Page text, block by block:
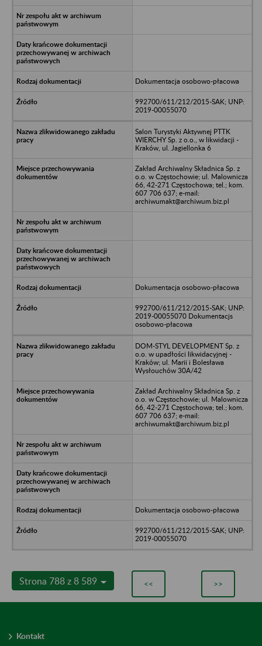
Dokumentacja osobowo-płacowa
992700/611/212/2015-SAK; UNP:
2019-00055070
Salon Turystyki Aktywnej PTTK
WIERCHY Sp. z o.o., w likwidacji -
Kraków, ul. Jagiellonka 6
Zakład Archiwalny Składnica Sp. z
o.o. w Częstochowie; ul. Malownicza
66, 42-271 Częstochowa; tel.; kom.
607 706 637; e-mail:
archiwumakt@archiwum.biz.pl
Dokumentacja osobowo-płacowa
992700/611/212/2015-SAK; UNP:
2019-00055070 Dokumentacjs
osobowo-płacowa
DOM-STYL DEVELOPMENT Sp. z
o.o. w upadłości likwidacyjnej -
Kraków; ul. Marii i Bolesława
Wysłouchów 30A/42
Zakład Archiwalny Składnica Sp. z
o.o. w Częstochowie; ul. Malownicza
66, 42-271 Częstochowa; tel.; kom.
607 706 637; e-mail:
archiwumakt@archiwum.biz.pl
Dokumentacja osobowo-płacowa
992700/611/212/2015-SAK; UNP:
2019-00055070
Strona 788 z 8 589 << >>
Kontakt